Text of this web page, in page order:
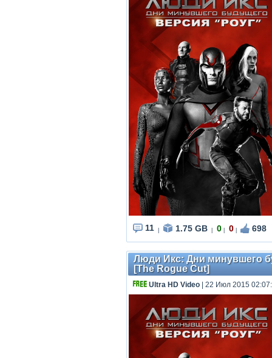
11 1.75 GB 0 0 698
Люди Икс: Дни минувшего
[The Rogue Cut]
Ultra HD Video | 22 Июл 2015